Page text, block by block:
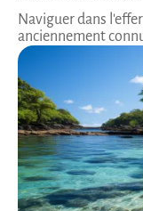
Naviguer dans
anciennement